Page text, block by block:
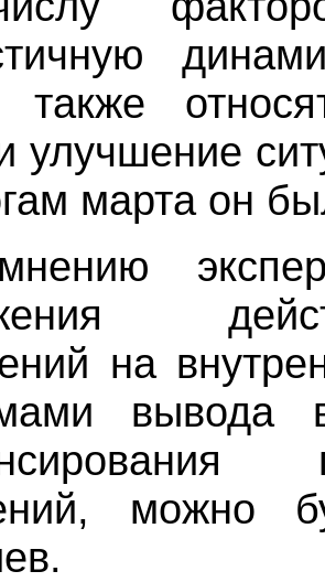
также
улучшение
марта он
на
вывода
можно